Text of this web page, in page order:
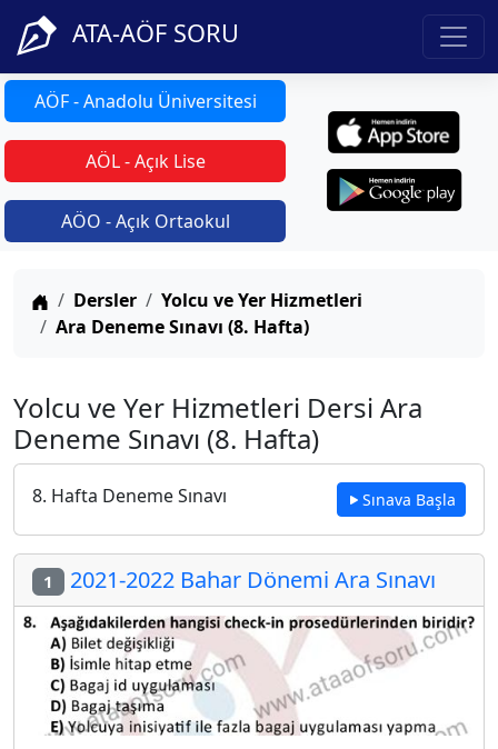
ATA-AÖF SORU
AÖF - Anadolu Üniversitesi
AÖL - Açık Lise
AÖO - Açık Ortaokul
Anasayfa
Dersler
Yolcu ve Yer Hizmetleri
Ara Deneme Sınavı (8. Hafta)
Yolcu ve Yer Hizmetleri Dersi Ara
Deneme Sınavı (8. Hafta)
8. Hafta Deneme Sınavı Sınava Başla
1 2021-2022 Bahar Dönemi Ara Sınavı